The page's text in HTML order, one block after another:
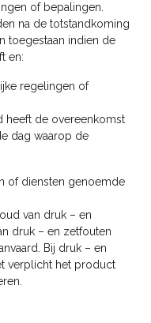
of bepalingen.
na de totstandkoming
toegestaan indien de
en:
regelingen of
heeft de overeenkomst
dag waarop de
of diensten genoemde
van druk – en
druk – en zetfouten
Bij druk – en
verplicht het product